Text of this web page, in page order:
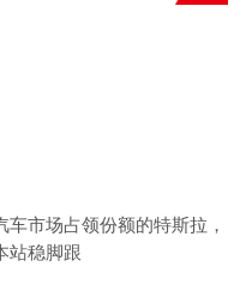
车市场占领份额的特斯拉，
站稳脚跟